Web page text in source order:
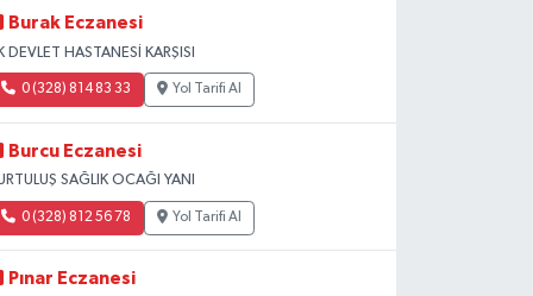
Burak Eczanesi
DEVLET HASTANESİ KARŞISI
0 (328) 814 83 33 Yol Tarifi Al
Burcu Eczanesi
SAĞLIK OCAĞI YANI
0 (328) 812 56 78 Yol Tarifi Al
Pınar Eczanesi